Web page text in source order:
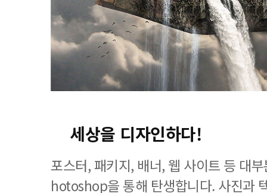
세상을 디자인하다!
포스터, 패키지, 배너, 웹 사이트 등 대
hotoshop을 통해 탄생합니다. 사진과